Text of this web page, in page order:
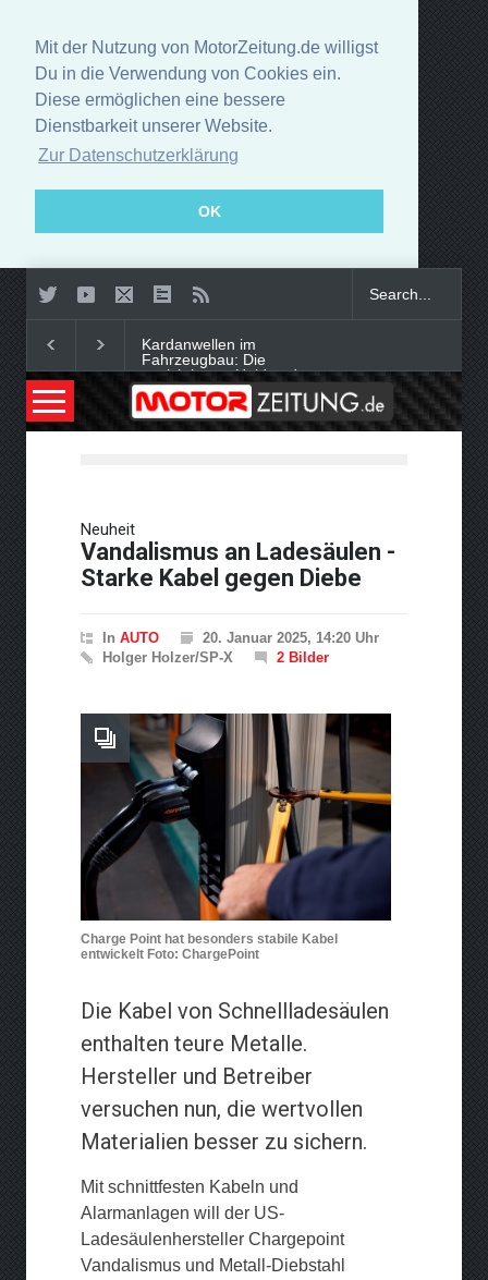
Mit der Nutzung von MotorZeitung.de willigst
Du in die Verwendung von Cookies ein.
Diese ermöglichen eine bessere
Dienstbarkeit unserer Website.
Zur Datenschutzerklärung
OK
Kardanwellen im
Fahrzeugbau: Die
unsichtbaren Helden der
Kraftübertragung
der Turbolader-Technologie
Neuheit
Vandalismus an Ladesäulen -
Starke Kabel gegen Diebe
In AUTO
20. Januar 2025, 14:20 Uhr
Holger Holzer/SP-X
2 Bilder
Charge Point hat besonders stabile Kabel
entwickelt Foto: ChargePoint
Die Kabel von Schnellladesäulen
enthalten teure Metalle.
Hersteller und Betreiber
versuchen nun, die wertvollen
Materialien besser zu sichern.
Mit schnittfesten Kabeln und
Alarmanlagen will der US-
Ladesäulenhersteller Chargepoint
Vandalismus und Metall-Diebstahl